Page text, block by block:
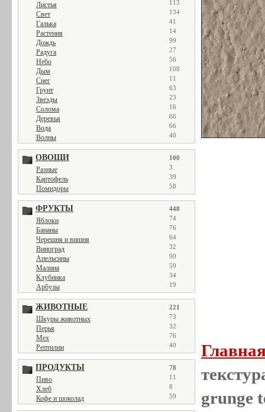
Листья 113
Свет 134
Галька 41
Растения 14
Дождь 99
Радуга 27
Небо 56
Дым 108
Снег 11
Грунт 63
Звезды 23
Солома 16
Деревья 66
Вода 66
Волны 40
ОВОЩИ 100
Разные 3
Картофель 39
Помидоры 58
ФРУКТЫ 448
Яблоки 74
Бананы 76
Черешня и вишня 64
Виноград 32
Апельсины 90
Малина 59
Клубника 34
Арбузы 19
ЖИВОТНЫЕ 221
Шкуры животных 73
Перья 32
Мех 76
Рептилии 40
ПРОДУКТЫ 78
Пиво 11
Хлеб 8
Кофе и шоколад 59
grunge